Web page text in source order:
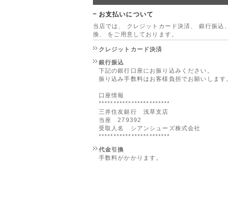
お支払いについて
当店では、 クレジットカード決済、 銀行振込
換、 をご用意しております。
クレジットカード決済
銀行振込
下記の銀行口座にお振り込みください。
振り込み手数料はお客様負担でお願いします
口座情報
************************
三井住友銀行 浅草支店
当座 279392
受取人名 シアンシューズ株式会社
************************
代金引換
手数料がかかります。